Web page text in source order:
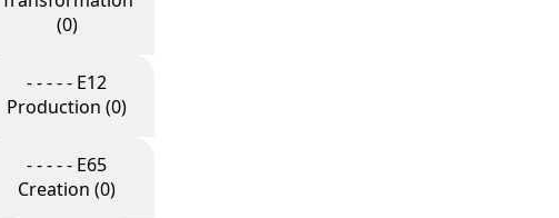
(0)
- - - - - E12
Production (0)
- - - - - E65
Creation (0)